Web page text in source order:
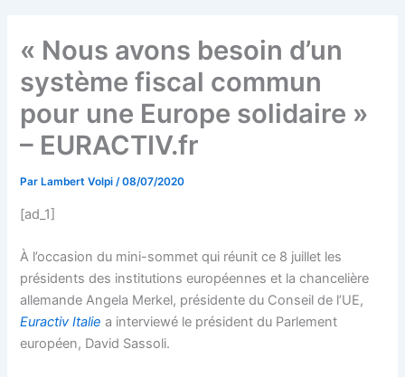
« Nous avons besoin d’un
système fiscal commun
pour une Europe solidaire »
– EURACTIV.fr
Par Lambert Volpi/08/07/2020
[ad_1]
À l’occasion du mini-sommet qui réunit ce 8 juillet les
présidents des institutions européennes et la chancelière
allemande Angela Merkel, présidente du Conseil de l’UE,
Euractiv Italie a interviewé le président du Parlement
européen, David Sassoli.